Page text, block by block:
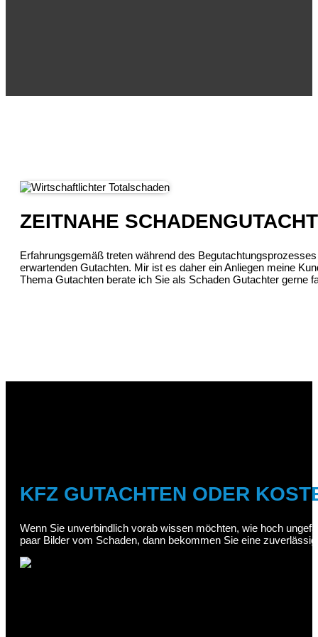
ZEITNAHE
Erfahrungsgemäß treten während des
erwartenden Gutachten. Mir ist es daher ein Anliegen meine
Thema Gutachten berate ich Sie als Schaden Gutachter gerne
KFZ GUTACHTEN ODER
Wenn Sie unverbindlich vorab wissen möchten, wie hoch
paar Bilder vom Schaden, dann bekommen Sie eine